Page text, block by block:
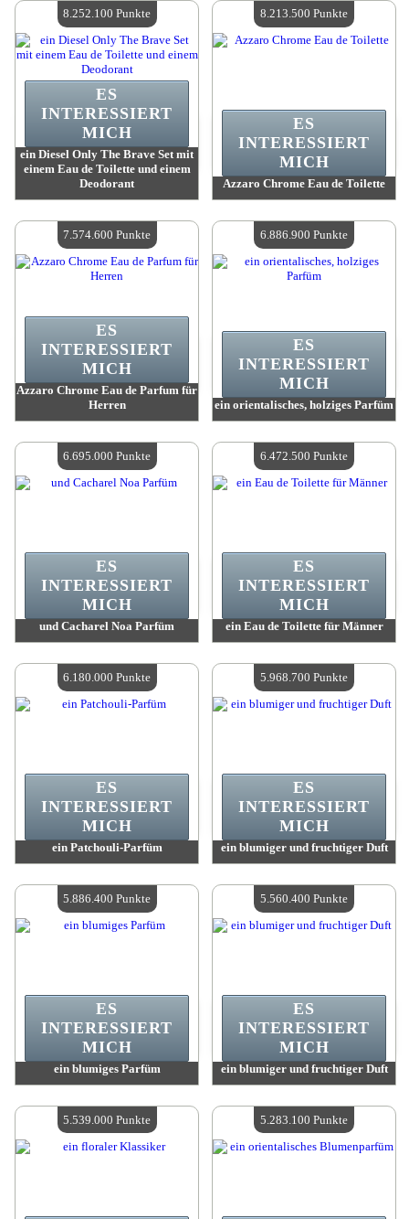
ein Diesel Only The Brave Set mit
einem Eau de Toilette und einem
Deodorant
Verfügbare Menge:4
ES
INTERESSIERT
MICH
8.252.100 Punkte
Azzaro Chrome Eau de Toilette
Verfügbare Menge:4
ES
INTERESSIERT
MICH
8.213.500 Punkte
Azzaro Chrome Eau de Parfum für
Herren
Verfügbare Menge:4
ES
INTERESSIERT
MICH
7.574.600 Punkte
ein orientalisches, holziges Parfüm
Verfügbare Menge:4
ES
INTERESSIERT
MICH
6.886.900 Punkte
und Cacharel Noa Parfüm
Verfügbare Menge:4
ES
INTERESSIERT
MICH
6.695.000 Punkte
ein Eau de Toilette für Männer
Verfügbare Menge:4
ES
INTERESSIERT
MICH
6.472.500 Punkte
ein Patchouli-Parfüm
Verfügbare Menge:4
ES
INTERESSIERT
MICH
6.180.000 Punkte
ein blumiger und fruchtiger Duft
Verfügbare Menge:4
ES
INTERESSIERT
MICH
5.968.700 Punkte
ein blumiges Parfüm
Verfügbare Menge:4
ES
INTERESSIERT
MICH
5.886.400 Punkte
ein blumiger und fruchtiger Duft
Verfügbare Menge:4
ES
INTERESSIERT
MICH
5.560.400 Punkte
5.539.000 Punkte 5.283.100 Punkte